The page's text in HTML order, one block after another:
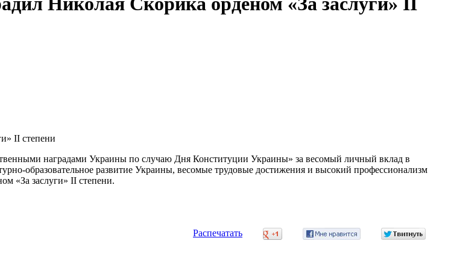
наградами Украины по случаю Дня Конституции Украины» за весомый личный вклад в
образовательное развитие Украины, весомые трудовые достижения и высокий профессионализм
«За заслуги» II степени.